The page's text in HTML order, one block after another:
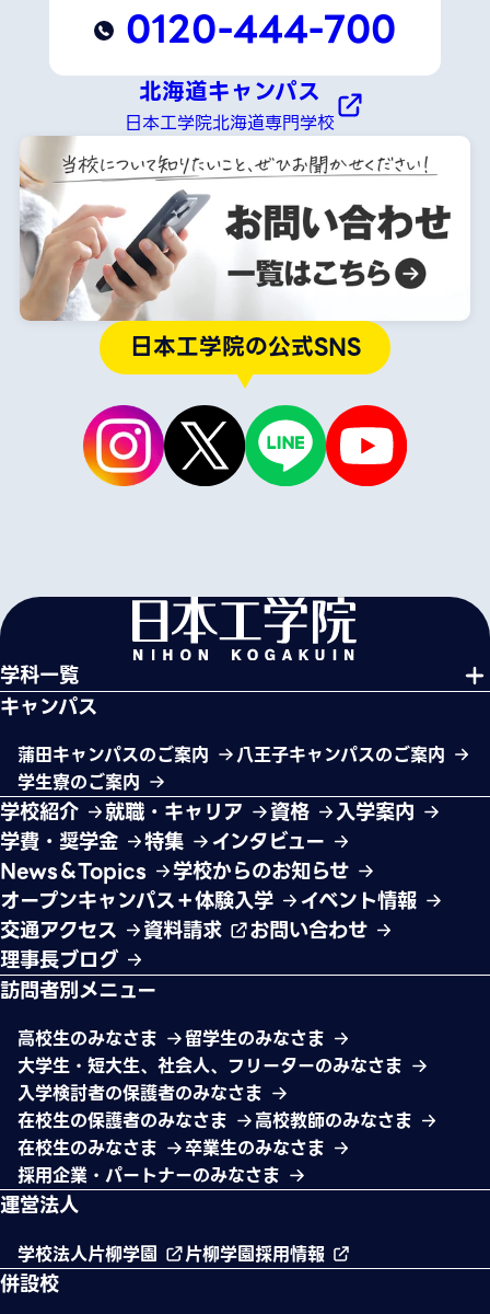
0120-444-700
北海道キャンパス
日本工学院北海道専門学校
日本工学院の公式SNS
学科一覧
キャンパス
蒲田キャンパスのご案内
八王子キャンパスのご案内
学生寮のご案内
学校紹介 就職・キャリア 資格
入学案内
学費・奨学金
特集
インタビュー
News＆Topics
学校からのお知らせ
オープンキャンパス＋体験入学
イベント情報
交通アクセス
資料請求
お問い合わせ
理事長ブログ
訪問者別メニュー
高校生のみなさま
留学生のみなさま
大学生・短大生、社会人、フリーターのみなさま
入学検討者の保護者のみなさま
在校生の保護者のみなさま
高校教師のみなさま
在校生のみなさま
卒業生のみなさま
採用企業・パートナーのみなさま
運営法人
学校法人片柳学園 片柳学園採用情報
併設校